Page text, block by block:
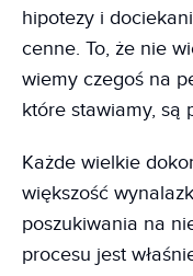
hipotezy i
cenne. To, że nie
wiemy czegoś na
które stawiamy, są
Każde wielkie
większość
poszukiwania na
procesu jest